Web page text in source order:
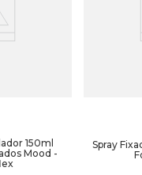
150ml
Mood -
Spray